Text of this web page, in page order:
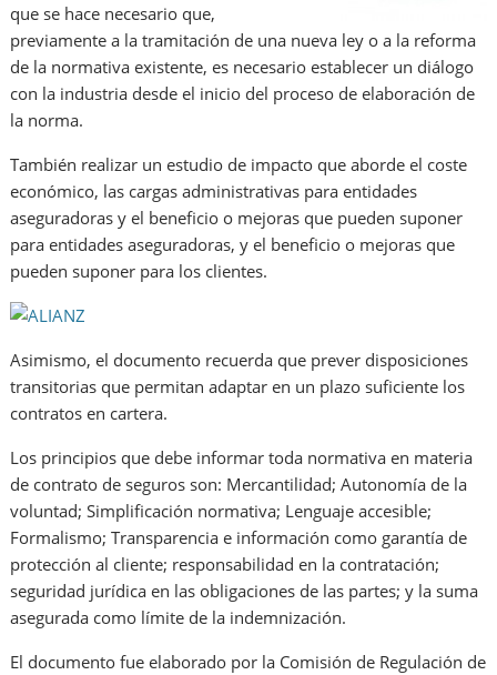
que se hace necesario que,
previamente a la tramitación de una nueva ley o a la reforma
de la normativa existente, es necesario establecer un diálogo
con la industria desde el inicio del proceso de elaboración de
la norma.
También realizar un estudio de impacto que aborde el coste
económico, las cargas administrativas para entidades
aseguradoras y el beneficio o mejoras que pueden suponer
para entidades aseguradoras, y el beneficio o mejoras que
pueden suponer para los clientes.
Asimismo, el documento recuerda que prever disposiciones
transitorias que permitan adaptar en un plazo suficiente los
contratos en cartera.
Los principios que debe informar toda normativa en materia
de contrato de seguros son: Mercantilidad; Autonomía de la
voluntad; Simplificación normativa; Lenguaje accesible;
Formalismo; Transparencia e información como garantía de
protección al cliente; responsabilidad en la contratación;
seguridad jurídica en las obligaciones de las partes; y la suma
asegurada como límite de la indemnización.
El documento fue elaborado por la Comisión de Regulación de